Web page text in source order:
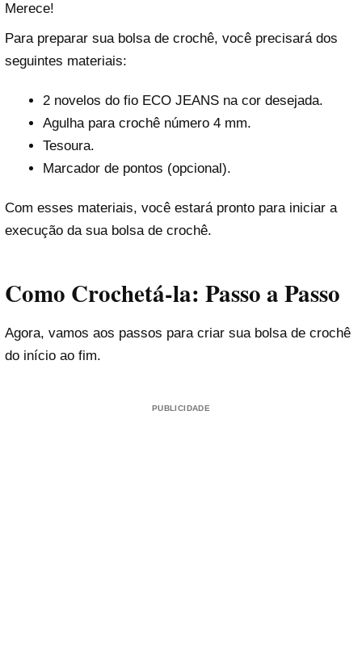
Merece!
Para preparar sua bolsa de crochê, você precisará dos
seguintes materiais:
2 novelos do fio ECO JEANS na cor desejada.
Agulha para crochê número 4 mm.
Tesoura.
Marcador de pontos (opcional).
Com esses materiais, você estará pronto para iniciar a
execução da sua bolsa de crochê.
Como Crochetá-la: Passo a Passo
Agora, vamos aos passos para criar sua bolsa de crochê
do início ao fim.
PUBLICIDADE